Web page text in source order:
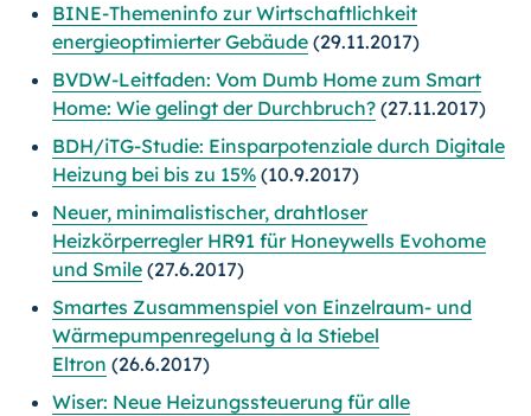
BINE-Themeninfo zur Wirtschaftlichkeit
energieoptimierter Gebäude (29.11.2017)
BVDW-Leitfaden: Vom Dumb Home zum Smart
Home: Wie gelingt der Durchbruch? (27.11.2017)
BDH/iTG-Studie: Einsparpotenziale durch Digitale
Heizung bei bis zu 15% (10.9.2017)
Neuer, minimalistischer, drahtloser
Heizkörperregler HR91 für Honeywells Evohome
und Smile (27.6.2017)
Smartes Zusammenspiel von Einzelraum- und
Wärmepumpenregelung à la Stiebel
Eltron (26.6.2017)
Wiser: Neue Heizungssteuerung für alle